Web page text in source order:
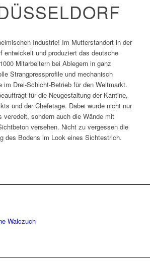
Industrie! Im Mutterstandort in der
entwickelt und produziert das deutsche
Mitarbeitern bei Ablegern in ganz
Strangpressprofile und mechanisch
im Drei-Schicht-Betrieb für den Weltmarkt.
für die Neugestaltung der Kantine,
und der Chefetage. Dabei wurde nicht nur
veredelt, sondern auch die Wände mit
versehen. Nicht zu vergessen die
des Bodens im Look eines Sichtestrich.
Walczuch